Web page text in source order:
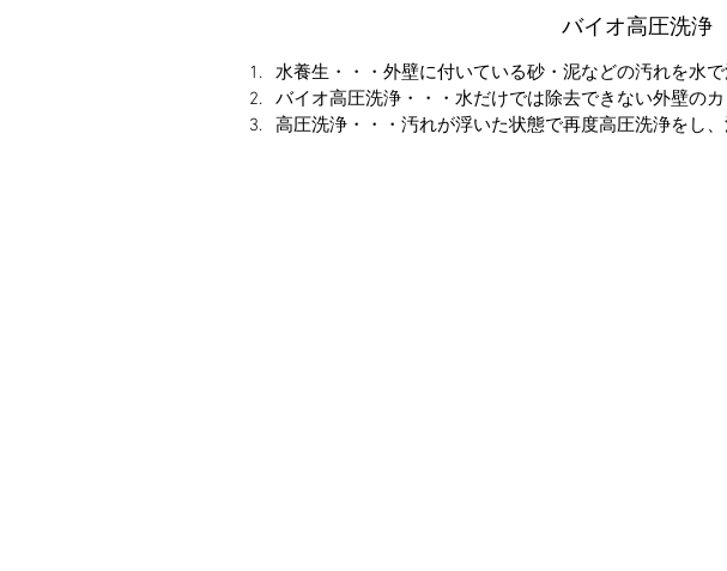
バイオ高圧洗浄
水養生・・・外壁に付いている砂・泥などの汚れを水で
バイオ高圧洗浄・・・水だけでは除去できない外壁のカ
高圧洗浄・・・汚れが浮いた状態で再度高圧洗浄をし、